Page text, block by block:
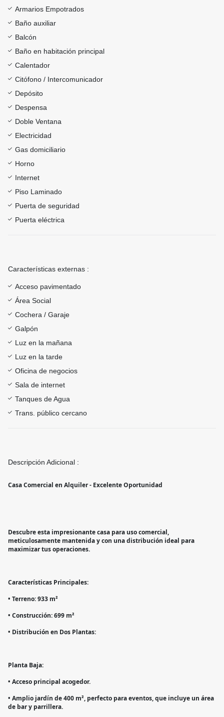
Armarios Empotrados
Baño auxiliar
Balcón
Baño en habitación principal
Calentador
Citófono / Intercomunicador
Depósito
Despensa
Doble Ventana
Electricidad
Gas domiciliario
Horno
Internet
Piso Laminado
Puerta de seguridad
Puerta eléctrica
Características externas :
Acceso pavimentado
Área Social
Cochera / Garaje
Galpón
Luz en la mañana
Luz en la tarde
Oficina de negocios
Sala de internet
Tanques de Agua
Trans. público cercano
Descripción Adicional :
Casa Comercial en Alquiler - Excelente Oportunidad
Descubre esta impresionante casa para uso comercial,
meticulosamente mantenida y con una distribución ideal para
maximizar tus operaciones.
Características Principales:
• Terreno: 933 m²
• Construcción: 699 m²
• Distribución en Dos Plantas:
Planta Baja:
• Acceso principal acogedor.
• Amplio jardín de 400 m², perfecto para eventos, que incluye un área
de bar y parrillera.